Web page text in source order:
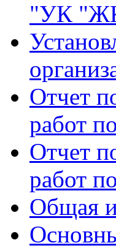
"УК
Отчет
работ
Отчет
работ
Общая